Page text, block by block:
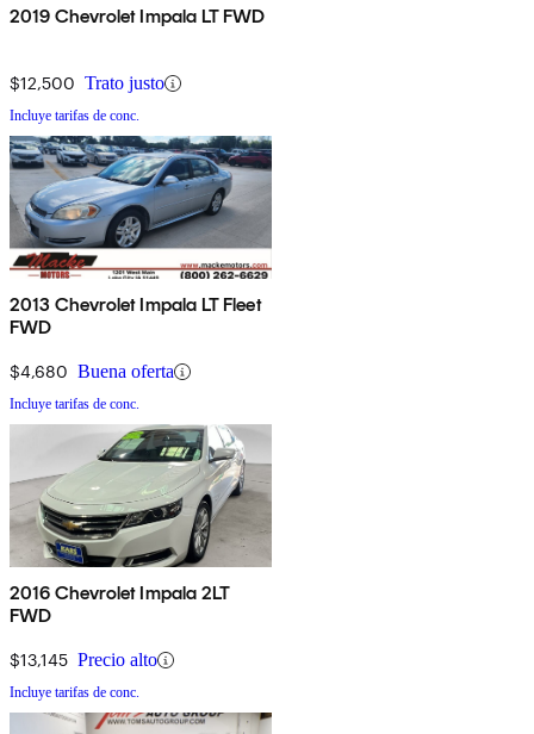
2019 Chevrolet Impala LT FWD
$12,500 Trato justo
Incluye tarifas de conc.
2013 Chevrolet Impala LT Fleet
FWD
$4,680 Buena oferta
Incluye tarifas de conc.
2016 Chevrolet Impala 2LT
FWD
$13,145 Precio alto
Incluye tarifas de conc.